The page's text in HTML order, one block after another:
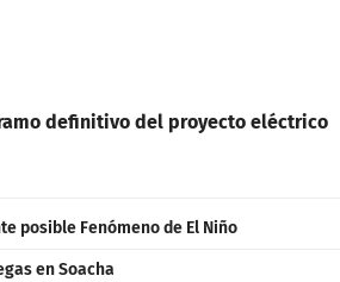
definitivo del proyecto eléctrico
posible Fenómeno de El Niño
en Soacha